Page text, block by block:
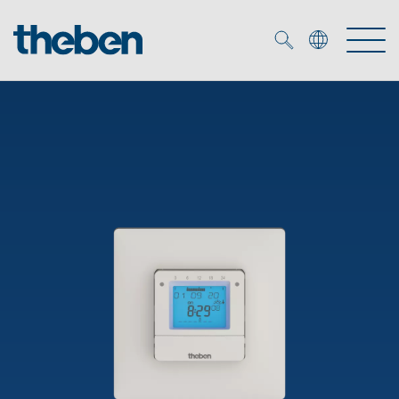
Rilevatori di presenza/movimento
Soluzioni OEM
Controllo dell'illuminazione DALI-2
Emettitore LED (inglese)